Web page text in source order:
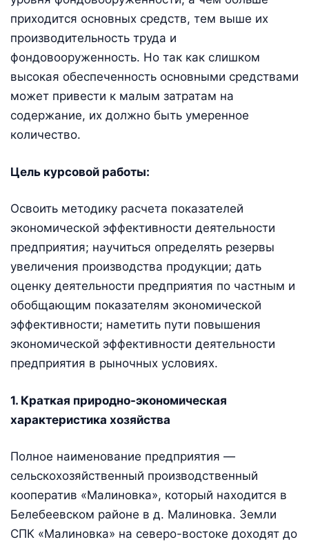
приходится основных средств, тем выше их
производительность труда и
фондовооруженность. Но так как слишком
высокая обеспеченность основными средствами
может привести к малым затратам на
содержание, их должно быть умеренное
количество.
Цель курсовой работы:
Освоить методику расчета показателей
экономической эффективности деятельности
предприятия; научиться определять резервы
увеличения производства продукции; дать
оценку деятельности предприятия по частным и
обобщающим показателям экономической
эффективности; наметить пути повышения
экономической эффективности деятельности
предприятия в рыночных условиях.
1. Краткая природно-экономическая
характеристика хозяйства
Полное наименование предприятия —
сельскохозяйственный производственный
кооператив «Малиновка», который находится в
Белебеевском районе в д. Малиновка. Земли
СПК «Малиновка» на северо-востоке доходят до